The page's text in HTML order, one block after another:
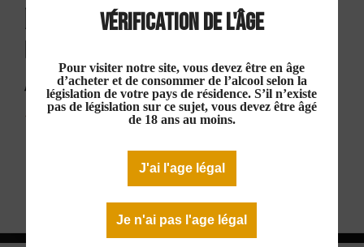
Vérification de l'âge
Pour visiter notre site, vous devez être en âge
d’acheter et de consommer de l’alcool selon la
législation de votre pays de résidence. S’il n’existe
pas de législation sur ce sujet, vous devez être âgé
de 18 ans au moins.
J'ai l'age légal
Je n'ai pas l'age légal
Domaine Anne
Gros & JP Tollot "La Ciaude"
AOC Minervois Rouge 2024
24,00 € En stock
Télécharger la fiche technique